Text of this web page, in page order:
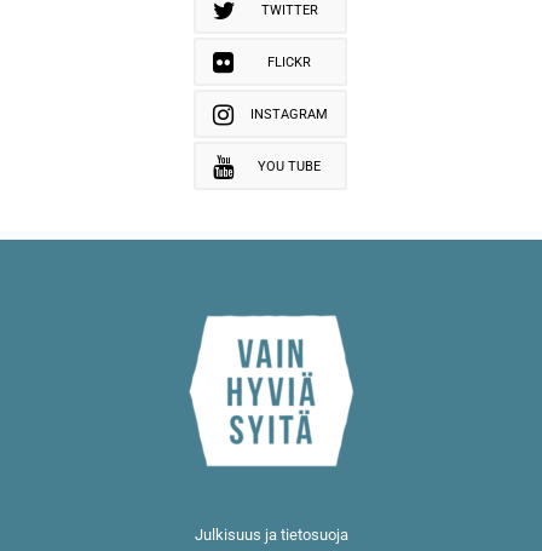
TWITTER
FLICKR
INSTAGRAM
YOU TUBE
Julkisuus ja tietosuoja